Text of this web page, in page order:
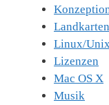
Linux/Unix
Lizenzen
Mac OS X
Musik